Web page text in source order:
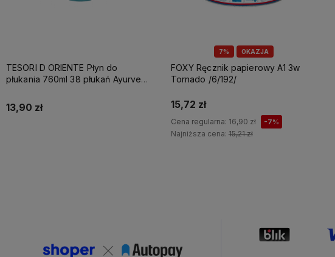
TESORI D ORIENTE Płyn do
płukania 760ml 38 płukań Ayurveda
13,90 zł
7% OKAZJA
FOXY Ręcznik papierowy A1 3w
Tornado /6/192/
15,72 zł
Cena regularna: 16,90 zł -7%
Najniższa cena: 15,21 zł